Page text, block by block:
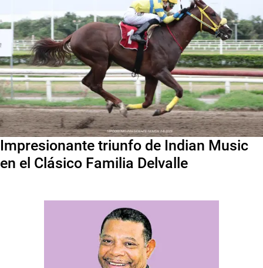
Impresionante triunfo de Indian Music
en el Clásico Familia Delvalle